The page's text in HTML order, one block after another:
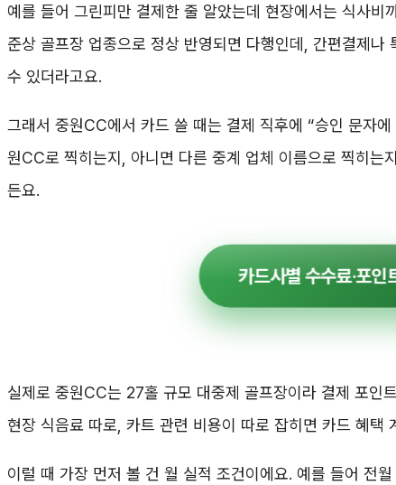
예를 들어 그린피만 결제한 줄 알았는데 현장에서는 식사비
준상 골프장 업종으로 정상 반영되면 다행인데, 간편결제나
수 있더라고요.
그래서 중원CC에서 카드 쓸 때는 결제 직후에 “승인 문자
원CC로 찍히는지, 아니면 다른 중계 업체 이름으로 찍히는
든요.
카드사별 수수료·포인
실제로 중원CC는 27홀 규모 대중제 골프장이라 결제 포인
현장 식음료 따로, 카트 관련 비용이 따로 잡히면 카드 혜택
이럴 때 가장 먼저 볼 건 월 실적 조건이에요. 예를 들어 전